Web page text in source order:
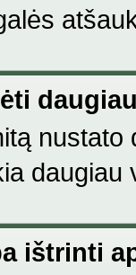
daugiau
ištrinti